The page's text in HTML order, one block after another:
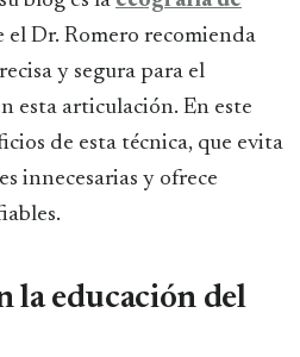
el Dr. Romero recomienda
y segura para el
esta articulación. En este
de esta técnica, que evita
innecesarias y ofrece
la educación del